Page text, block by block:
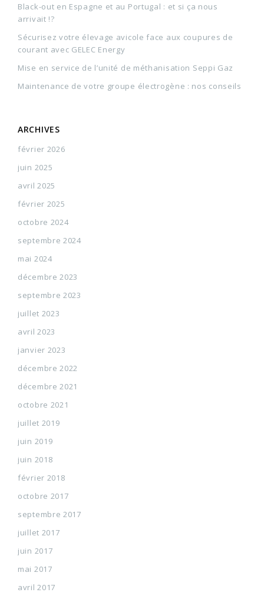
Black-out en Espagne et au Portugal : et si ça nous
arrivait !?
Sécurisez votre élevage avicole face aux coupures de
courant avec GELEC Energy
Mise en service de l’unité de méthanisation Seppi Gaz
Maintenance de votre groupe électrogène : nos conseils
ARCHIVES
février 2026
juin 2025
avril 2025
février 2025
octobre 2024
septembre 2024
mai 2024
décembre 2023
septembre 2023
juillet 2023
avril 2023
janvier 2023
décembre 2022
décembre 2021
octobre 2021
juillet 2019
juin 2019
juin 2018
février 2018
octobre 2017
septembre 2017
juillet 2017
juin 2017
mai 2017
avril 2017